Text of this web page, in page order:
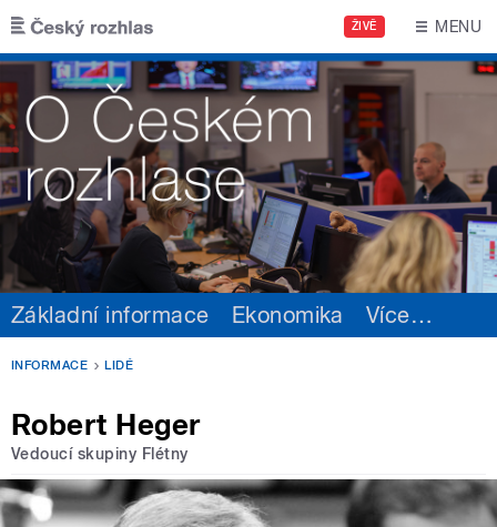
Přejít k hlavnímu obsahu
ŽIVĚ MENU
Základní informace Ekonomika Více…
INFORMACE LIDÉ
Robert Heger
Vedoucí skupiny Flétny